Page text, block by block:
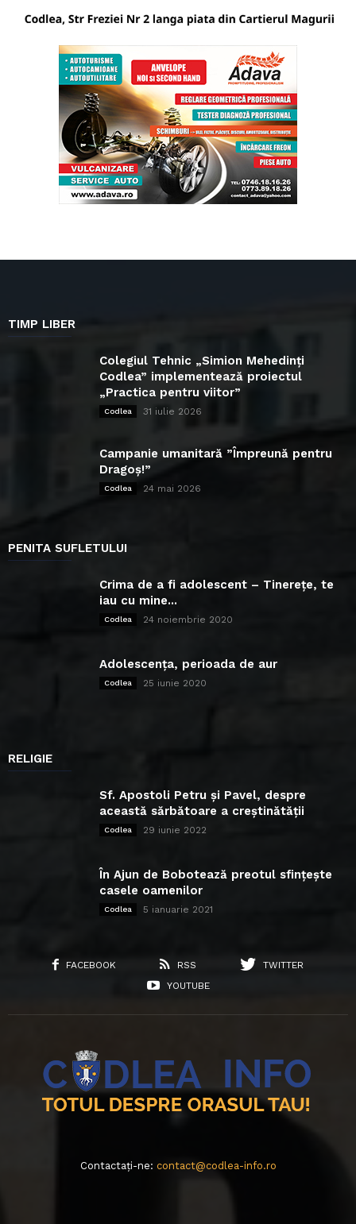
TIMP LIBER
Colegiul Tehnic „Simion Mehedinți
Codlea” implementează proiectul
„Practica pentru viitor”
Codlea 31 iulie 2026
Campanie umanitară ”Împreună pentru
Dragoș!”
Codlea 24 mai 2026
PENITA SUFLETULUI
Crima de a fi adolescent – Tinerețe, te
iau cu mine...
Codlea 24 noiembrie 2020
Adolescența, perioada de aur
Codlea 25 iunie 2020
RELIGIE
Sf. Apostoli Petru și Pavel, despre
această sărbătoare a creștinătății
Codlea 29 iunie 2022
În Ajun de Bobotează preotul sfințește
casele oamenilor
Codlea 5 ianuarie 2021
FACEBOOK RSS
TWITTER
YOUTUBE
Contactați-ne: contact@codlea-info.ro